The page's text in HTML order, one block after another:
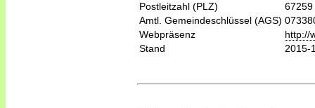
Postleitzahl (PLZ)
67259
Amtl. Gemeindeschlüssel (AGS)
Webpräsenz
http://
Stand
2015-